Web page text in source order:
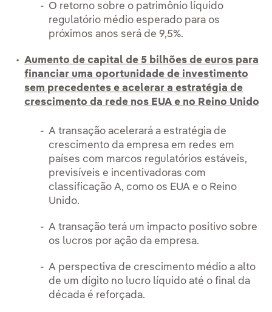
O retorno sobre o patrimônio líquido
regulatório médio esperado para os
próximos anos será de 9,5%.
Aumento de capital de 5 bilhões de euros para
financiar uma oportunidade de investimento
sem precedentes e acelerar a estratégia de
crescimento da rede nos EUA e no Reino Unido
A transação acelerará a estratégia de
crescimento da empresa em redes em
países com marcos regulatórios estáveis,
previsíveis e incentivadoras com
classificação A, como os EUA e o Reino
Unido.
A transação terá um impacto positivo sobre
os lucros por ação da empresa.
A perspectiva de crescimento médio a alto
de um dígito no lucro líquido até o final da
década é reforçada.